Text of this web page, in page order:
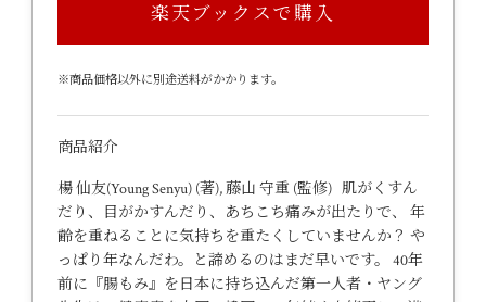
楽天ブックスで購入
※商品価格以外に別途送料がかかります。
商品紹介
楊 仙友(Young Senyu) (著), 藤山 守重 (監修) 肌がくすん
だり、目がかすんだり、あちこち痛みが出たりで、 年
齢を重ねることに気持ちを重たくしていませんか？ や
っぱり年なんだわ。と諦めるのはまだ早いです。 40年
前に『腸もみ』を日本に持ち込んだ第一人者・ヤング